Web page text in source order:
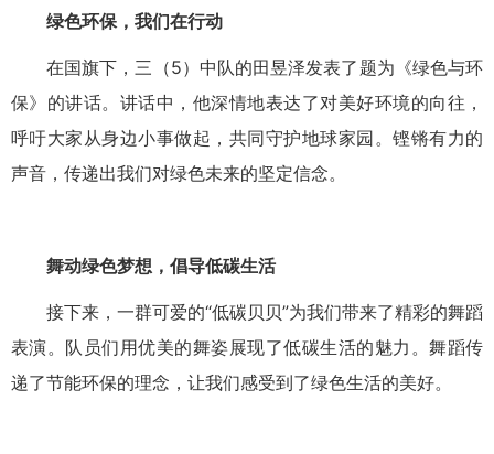
绿色环保，我们在行动
在国旗下，三（5）中队的田昱泽发表了题为《绿色与环
保》的讲话。讲话中，他深情地表达了对美好环境的向往，
呼吁大家从身边小事做起，共同守护地球家园。铿锵有力的
声音，传递出我们对绿色未来的坚定信念。
舞动绿色梦想，倡导低碳生活
接下来，一群可爱的“低碳贝贝”为我们带来了精彩的舞蹈
表演。队员们用优美的舞姿展现了低碳生活的魅力。舞蹈传
递了节能环保的理念，让我们感受到了绿色生活的美好。